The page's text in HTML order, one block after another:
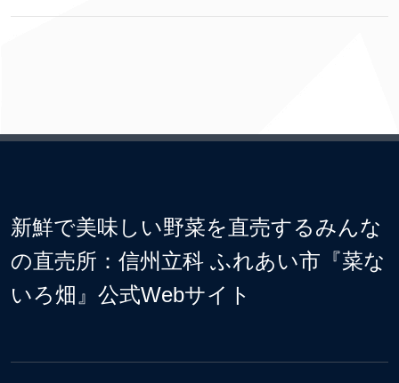
新鮮で美味しい野菜を直売するみんな
の直売所：信州立科 ふれあい市『菜な
いろ畑』公式Webサイト